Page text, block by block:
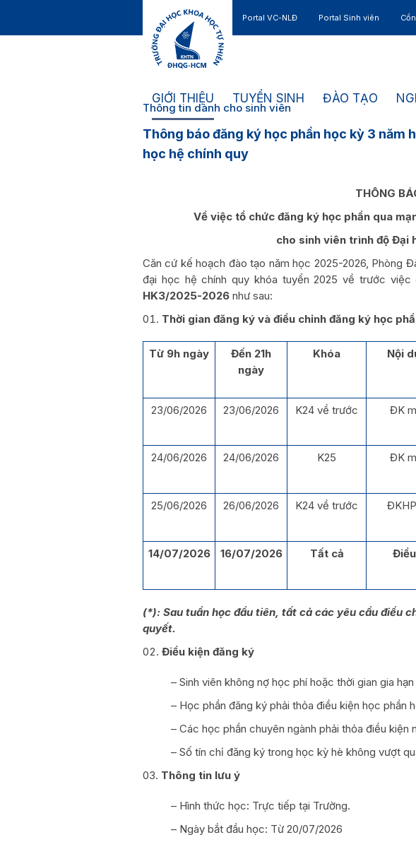
Portal VC-NLĐ Portal Sinh viên
GIỚI THIỆU TUYỂN SINH ĐÀO TẠO
Thông tin dành cho sinh viên
Thông báo đăng ký học phần học kỳ 3
học hệ chính quy
THÔNG
Về việc tổ chức đăng ký học phần qua
cho sinh viên trình độ Đại
Căn cứ kế hoạch đào tạo năm học 2025-2026, Phòng
đại học hệ chính quy khóa tuyển 2025 về trước
HK3/2025-2026 như sau:
Thời gian đăng ký và điều chỉnh đăng ký học
Từ 9h ngày
Đến 21h
ngày
Khóa Nội
23/06/2026 23/06/2026 K24 về trước ĐK
24/06/2026 24/06/2026 K25 ĐK
25/06/2026 26/06/2026 K24 về trước
14/07/2026 16/07/2026 Tất cả
(*): Sau tuần học đầu tiên, tất cả các yêu cầu điều
quyết.
Điều kiện đăng ký
– Sinh viên không nợ học phí hoặc thời gian gia
– Học phần đăng ký phải thỏa điều kiện học
– Các học phần chuyên ngành phải thỏa điều kiện
– Số tín chỉ đăng ký trong học kỳ hè không vượt
Thông tin lưu ý
– Hình thức học: Trực tiếp tại Trường.
– Ngày bắt đầu học: Từ 20/07/2026